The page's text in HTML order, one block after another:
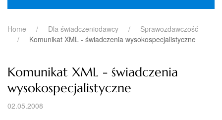
Home Dla świadczeniodawcy
Sprawozdawczość
Komunikat XML - świadczenia wysokospecjalistyczne
Komunikat XML - świadczenia
wysokospecjalistyczne
02.05.2008